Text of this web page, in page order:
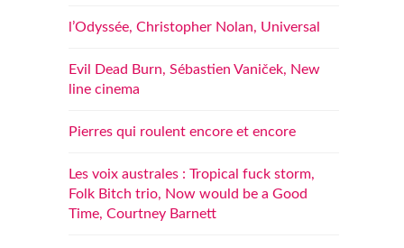
l’Odyssée, Christopher Nolan, Universal
Evil Dead Burn, Sébastien Vaniček, New
line cinema
Pierres qui roulent encore et encore
Les voix australes : Tropical fuck storm,
Folk Bitch trio, Now would be a Good
Time, Courtney Barnett